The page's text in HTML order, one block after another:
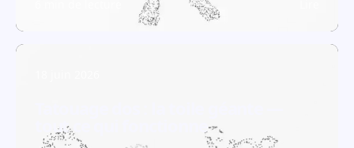
tout ce qui fonctionne